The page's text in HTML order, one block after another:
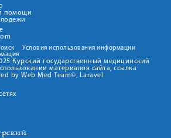
помощи
Условия использования информации
Курский государственный медицинский
материалов сайта, ссылка
by Web Med Team©, Laravel